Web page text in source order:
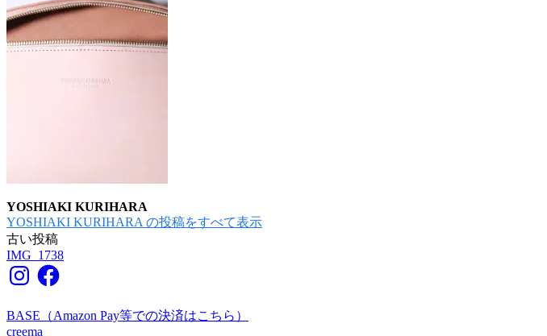
YOSHIAKI KURIHARA
YOSHIAKI KURIHARA の投稿をすべて表示
投
稿
ビ
古い投稿
IMG_1738
InstagramFacebook
BASE（Amazon Pay等での決済はこちら）
creema